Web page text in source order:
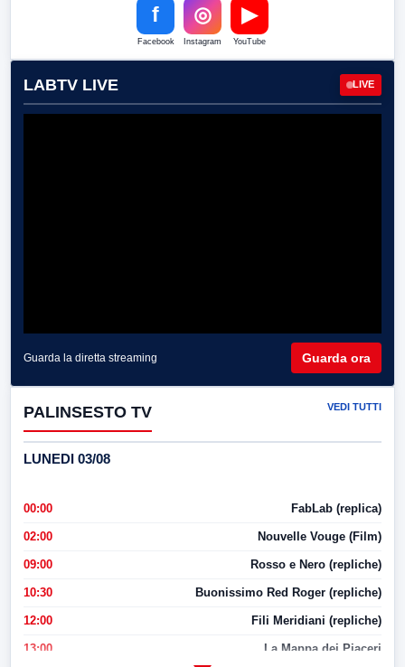
f
Facebook
◎
Instagram
▶
YouTube
LABTV LIVE LIVE
Guarda la diretta streaming Guarda ora
PALINSESTO TV VEDI TUTTI
LUNEDI 03/08
00:00 FabLab (replica)
02:00 Nouvelle Vouge (Film)
09:00 Rosso e Nero (repliche)
10:30 Buonissimo Red Roger (repliche)
12:00 Fili Meridiani (repliche)
13:00 La Mappa dei Piaceri